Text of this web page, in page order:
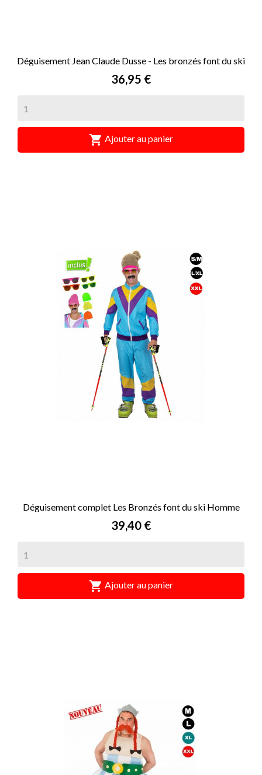
Déguisement Jean Claude Dusse - Les bronzés font du ski
Prix
36,95 €
 Ajouter au panier
Déguisement complet Les Bronzés font du ski Homme
Prix
39,40 €
 Ajouter au panier